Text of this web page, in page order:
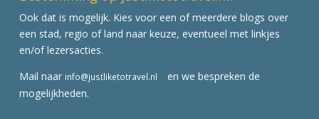
Ook dat is mogelijk. Kies voor een of meerdere blogs over
een stad, regio of land naar keuze, eventueel met linkjes
en/of lezersacties.
Mail naar info@justliketotravel.nl
en we bespreken de
mogelijkheden.